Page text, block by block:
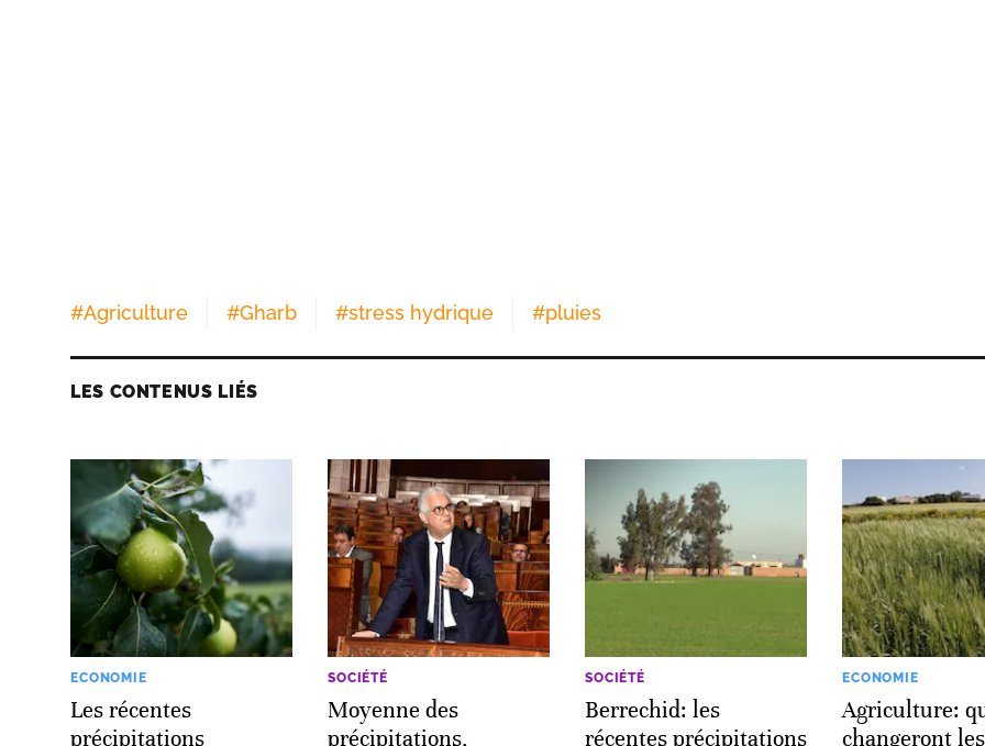
#Agriculture #Gharb #stress hydrique #pluies
LES CONTENUS LIÉS
ECONOMIE
Les récentes
précipitations
SOCIÉTÉ
Moyenne des
précipitations,
SOCIÉTÉ
Berrechid: les
récentes précipitations
ECONOMIE
Agriculture:
changeront les